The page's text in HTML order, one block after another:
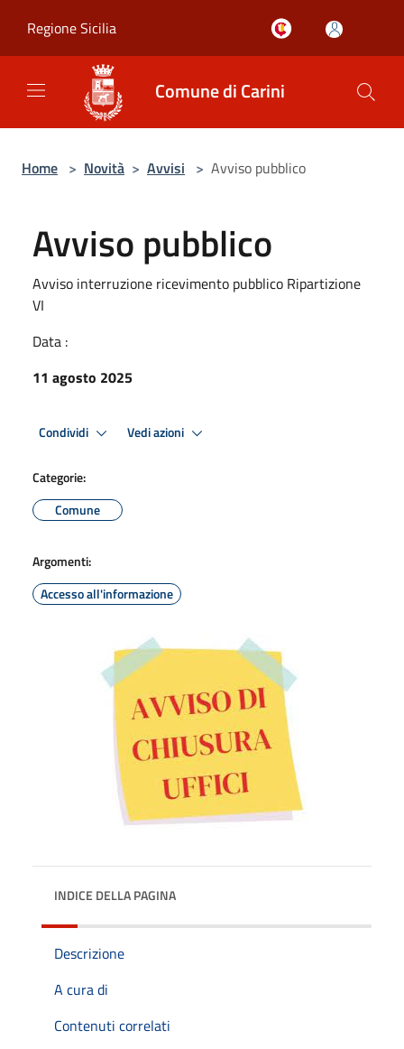
Regione Sicilia
Comune di Carini
Home > Novità > Avvisi > Avviso pubblico
Avviso pubblico
Avviso interruzione ricevimento pubblico Ripartizione
VI
Data :
11 agosto 2025
Condividi Vedi azioni
Categorie:
Comune
Argomenti:
Accesso all'informazione
INDICE DELLA PAGINA
Descrizione
A cura di
Contenuti correlati